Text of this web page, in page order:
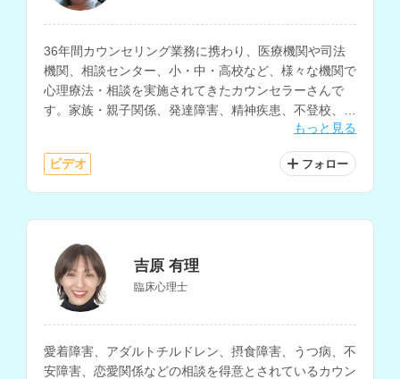
36年間カウンセリング業務に携わり、医療機関や司法
機関、相談センター、小・中・高校など、様々な機関で
心理療法・相談を実施されてきたカウンセラーさんで
す。家族・親子関係、発達障害、精神疾患、不登校、引
きこもり、育児など、多様な相談を経験されています。
もっと見る
ビデオ フォロー
吉原 有理
臨床心理士
愛着障害、アダルトチルドレン、摂食障害、うつ病、不
安障害、恋愛関係などの相談を得意とされているカウン